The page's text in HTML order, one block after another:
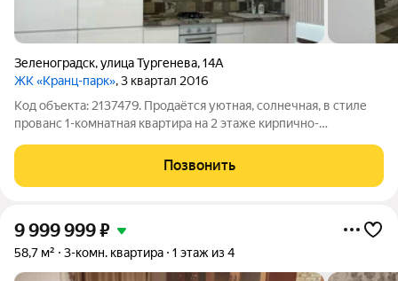
Зеленоградск,улица Тургенева,14А
ЖК «Кранц-парк», 3 квартал 2016
Код объекта: 2137479. Продаётся уютная, солнечная, в стиле
прованс 1-комнaтнaя квартира на 2 этаже кирпично-
Тургенева в одном из самых лучших жк Зеленоградска - ЖК
«Кранц парк». Ориентир: улицы
Позвонить
9 999 999₽
58,7 м² 3-комн. квартира 1 этаж из 4